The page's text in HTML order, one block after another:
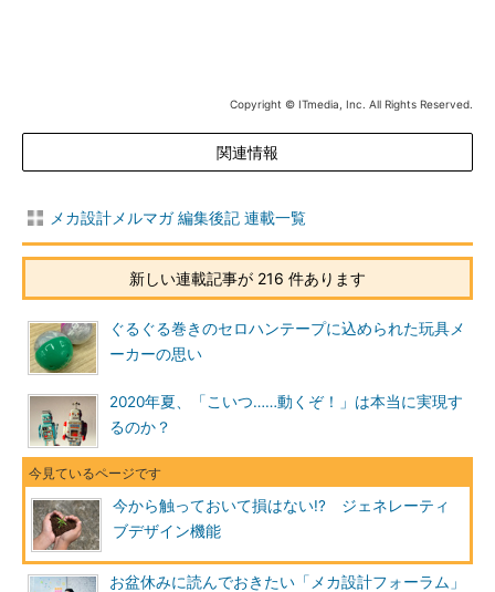
Copyright © ITmedia, Inc. All Rights Reserved.
関連情報
メカ設計メルマガ 編集後記 連載一覧
新しい連載記事が 216 件あります
ぐるぐる巻きのセロハンテープに込められた玩具メ
ーカーの思い
2020年夏、「こいつ……動くぞ！」は本当に実現す
るのか？
今から触っておいて損はない!? ジェネレーティ
ブデザイン機能
お盆休みに読んでおきたい「メカ設計フォーラム」